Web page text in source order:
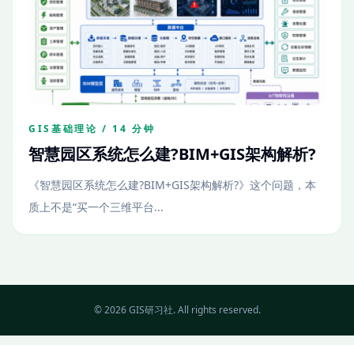
GIS基础理论 / 14 分钟
智慧园区系统怎么建?BIM+GIS架构解析?
《智慧园区系统怎么建?BIM+GIS架构解析?》这个问题，本
质上不是“买一个三维平台...
© 2026 GIS研习社. All rights reserved.